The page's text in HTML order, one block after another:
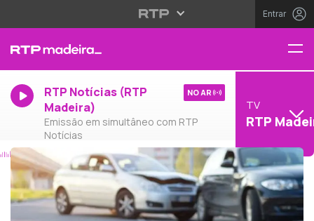
Entrar
RTP Notícias (RTP
Madeira)
Emissão em simultâneo com RTP
Notícias
NO AR
TV
RTP